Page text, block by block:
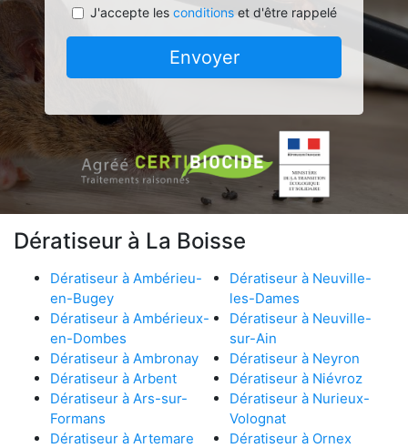
J'accepte les conditionset d'être rappelé
Envoyer
Dératiseur à La Boisse
Dératiseur à Ambérieu-
en-Bugey
Dératiseur à Ambérieux-
en-Dombes
Dératiseur à Ambronay
Dératiseur à Arbent
Dératiseur à Ars-sur-
Formans
Dératiseur à Artemare
Dératiseur à Neuville-
les-Dames
Dératiseur à Neuville-
sur-Ain
Dératiseur à Neyron
Dératiseur à Niévroz
Dératiseur à Nurieux-
Volognat
Dératiseur à Ornex